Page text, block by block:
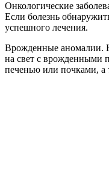
Онкологические
Если болезнь
успешного лечения.
Врожденные аномалии.
на свет с врожденными
печенью или почками, а